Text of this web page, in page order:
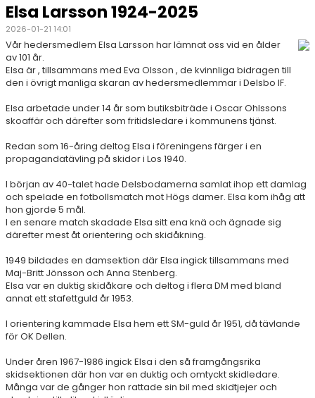
Elsa Larsson 1924-2025
2026-01-21 14:01
Vår hedersmedlem Elsa Larsson har lämnat oss vid en ålder
av 101 år.
Elsa är , tillsammans med Eva Olsson , de kvinnliga bidragen till
den i övrigt manliga skaran av hedersmedlemmar i Delsbo IF.
Elsa arbetade under 14 år som butiksbiträde i Oscar Ohlssons
skoaffär och därefter som fritidsledare i kommunens tjänst.
Redan som 16-åring deltog Elsa i föreningens färger i en
propagandatävling på skidor i Los 1940.
I början av 40-talet hade Delsbodamerna samlat ihop ett damlag
och spelade en fotbollsmatch mot Högs damer. Elsa kom ihåg att
hon gjorde 5 mål.
I en senare match skadade Elsa sitt ena knä och ägnade sig
därefter mest åt orientering och skidåkning.
1949 bildades en damsektion där Elsa ingick tillsammans med
Maj-Britt Jönsson och Anna Stenberg.
Elsa var en duktig skidåkare och deltog i flera DM med bland
annat ett stafettguld år 1953.
I orientering kammade Elsa hem ett SM-guld år 1951, då tävlande
för OK Dellen.
Under åren 1967-1986 ingick Elsa i den så framgångsrika
skidsektionen där hon var en duktig och omtyckt skidledare.
Många var de gånger hon rattade sin bil med skidtjejer och